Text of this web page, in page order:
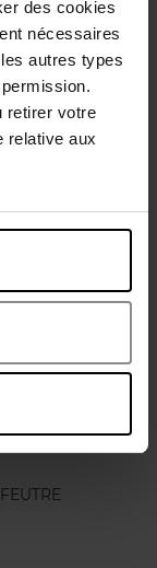
des cookies
nécessaires
autres types
retirer votre
relative aux